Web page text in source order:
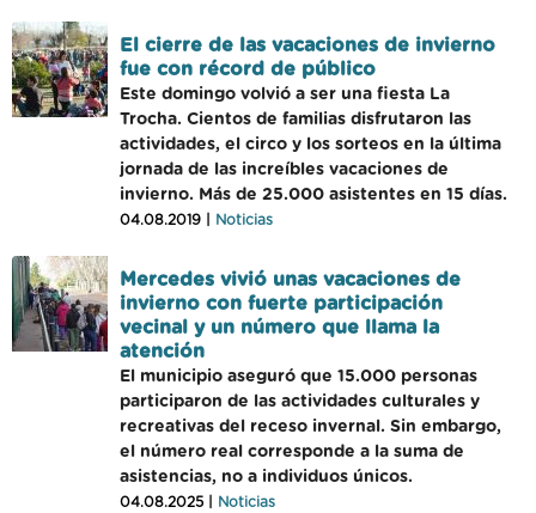
El cierre de las vacaciones de invierno
fue con récord de público
Este domingo volvió a ser una fiesta La
Trocha. Cientos de familias disfrutaron las
actividades, el circo y los sorteos en la última
jornada de las increíbles vacaciones de
invierno. Más de 25.000 asistentes en 15 días.
04.08.2019 | Noticias
Mercedes vivió unas vacaciones de
invierno con fuerte participación
vecinal y un número que llama la
atención
El municipio aseguró que 15.000 personas
participaron de las actividades culturales y
recreativas del receso invernal. Sin embargo,
el número real corresponde a la suma de
asistencias, no a individuos únicos.
04.08.2025 | Noticias